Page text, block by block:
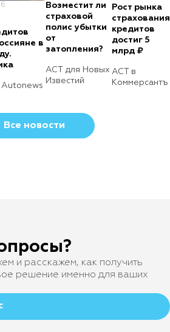
в
Возместит ли
страховой
полис убытки
от
затопления?
АСТ для Новых
Известий
Рост рынка
страхования
кредитов
достиг 5
млрд ₽
АСТ в
Коммерсантъ
Все новости
и расскажем, как получить
решение именно для ваших